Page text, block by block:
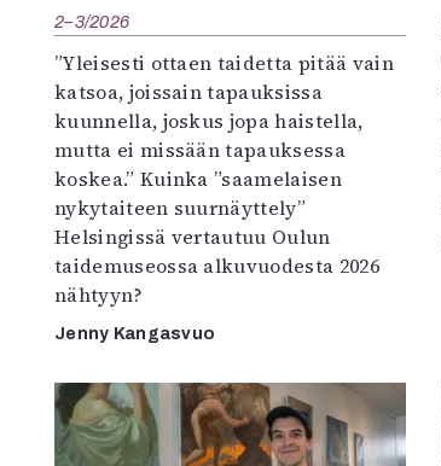
2–3/2026
”Yleisesti ottaen taidetta pitää vain
katsoa, joissain tapauksissa
kuunnella, joskus jopa haistella,
mutta ei missään tapauksessa
koskea.” Kuinka ”saamelaisen
nykytaiteen suurnäyttely”
Helsingissä vertautuu Oulun
taidemuseossa alkuvuodesta 2026
nähtyyn?
Jenny Kangasvuo